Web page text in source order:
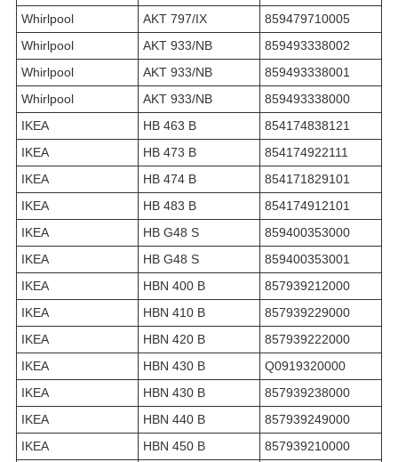
Whirlpool
AKT 797/IX
859479710005
Whirlpool
AKT 933/NB
859493338002
Whirlpool
AKT 933/NB
859493338001
Whirlpool
AKT 933/NB
859493338000
IKEA
HB 463 B
854174838121
IKEA
HB 473 B
854174922111
IKEA
HB 474 B
854171829101
IKEA
HB 483 B
854174912101
IKEA
HB G48 S
859400353000
IKEA
HB G48 S
859400353001
IKEA
HBN 400 B
857939212000
IKEA
HBN 410 B
857939229000
IKEA
HBN 420 B
857939222000
IKEA
HBN 430 B
Q0919320000
IKEA
HBN 430 B
857939238000
IKEA
HBN 440 B
857939249000
IKEA
HBN 450 B
857939210000